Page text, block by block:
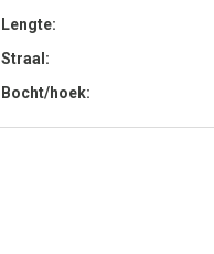
Lengte
Straal
Bocht/hoek